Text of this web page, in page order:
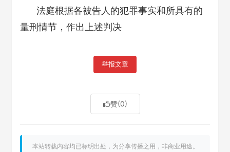
法庭根据各被告人的犯罪事实和所具有的
量刑情节，作出上述判决
举报文章
赞(0)
本站转载内容均已标明出处，为分享传播之用，非商业用途。